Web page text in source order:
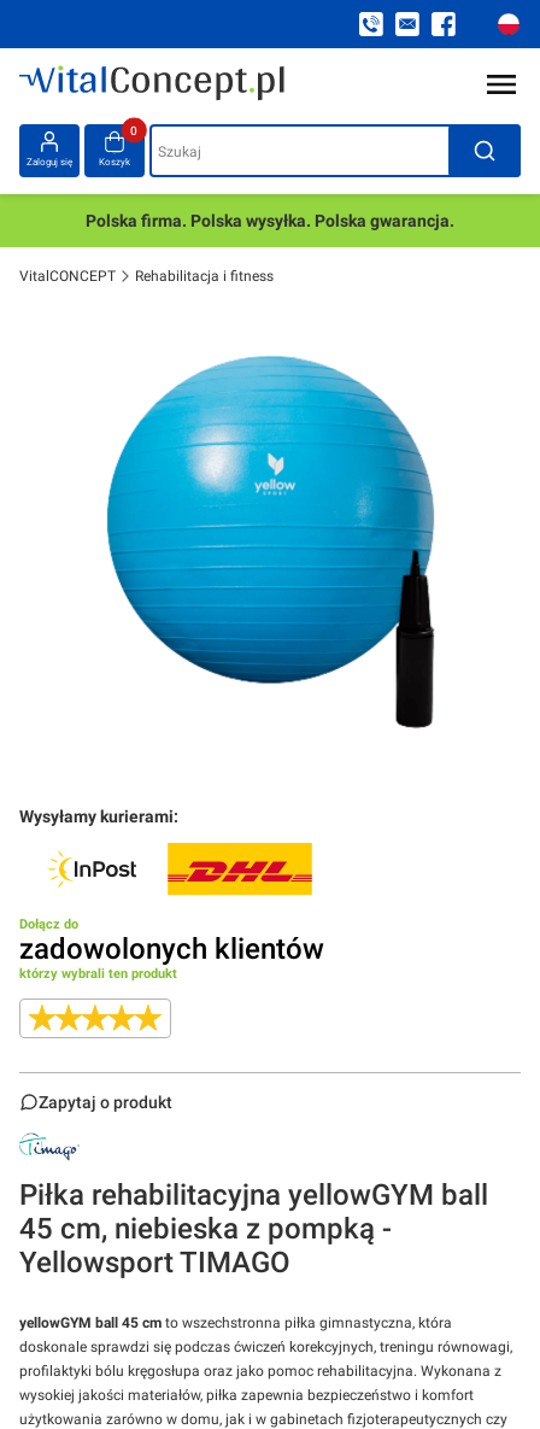
Zaloguj się
Produkty w koszyku: 0. Zobacz szczegóły
Koszyk Szukaj
Polska firma. Polska wysyłka. Polska gwarancja.
VitalCONCEPT Rehabilitacja i fitness
Wysyłamy kurierami:
Dołącz do
zadowolonych klientów
którzy wybrali ten produkt
Zapytaj o produkt
Piłka rehabilitacyjna yellowGYM ball
45 cm, niebieska z pompką -
Yellowsport TIMAGO
yellowGYM ball 45 cm to wszechstronna piłka gimnastyczna, która
doskonale sprawdzi się podczas ćwiczeń korekcyjnych, treningu równowagi,
profilaktyki bólu kręgosłupa oraz jako pomoc rehabilitacyjna. Wykonana z
wysokiej jakości materiałów, piłka zapewnia bezpieczeństwo i komfort
użytkowania zarówno w domu, jak i w gabinetach fizjoterapeutycznych czy